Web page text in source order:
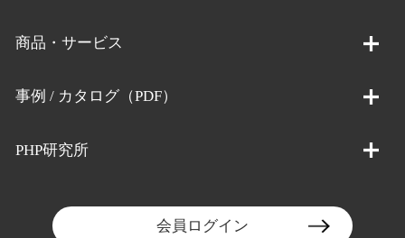
商品・サービス
事例 / カタログ（PDF）
PHP研究所
会員ログイン